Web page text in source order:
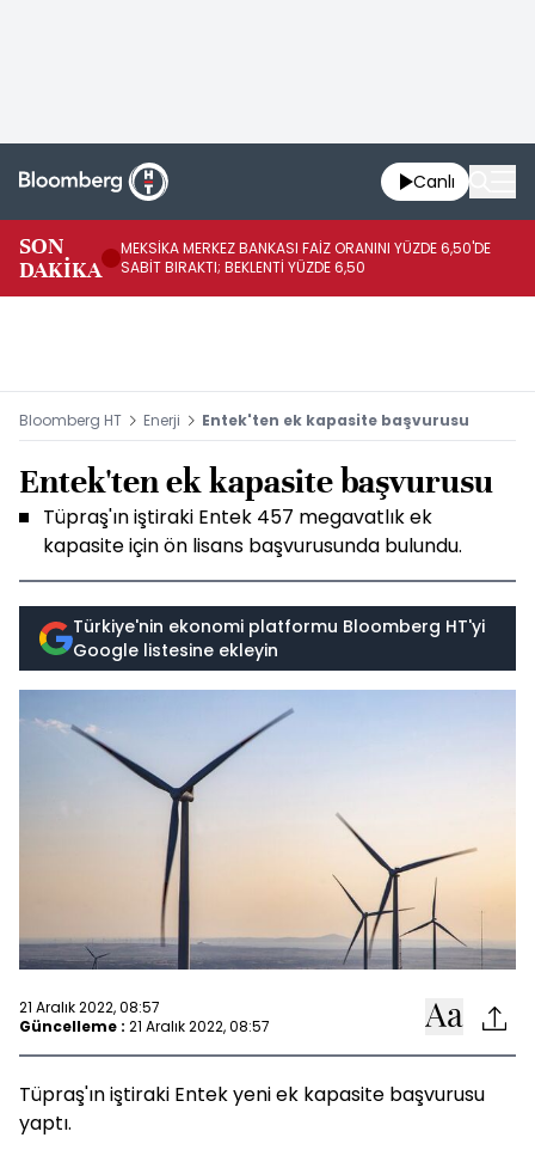
Canlı
SON
DAKİKA
MEKSİKA MERKEZ BANKASI FAİZ ORANINI YÜZDE 6,50'DE
SABİT BIRAKTI; BEKLENTİ YÜZDE 6,50
Bloomberg HT Enerji Entek'ten ek kapasite başvurusu
Entek'ten ek kapasite başvurusu
Tüpraş'ın iştiraki Entek 457 megavatlık ek
kapasite için ön lisans başvurusunda bulundu.
Türkiye'nin ekonomi platformu Bloomberg HT'yi
Google listesine ekleyin
21 Aralık 2022, 08:57
Güncelleme : 21 Aralık 2022, 08:57
Tüpraş'ın iştiraki Entek yeni ek kapasite başvurusu
yaptı.